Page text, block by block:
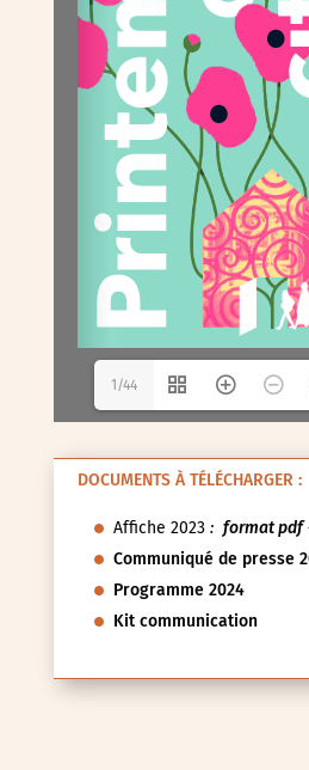
1/44
DOCUMENTS À TÉLÉCHARGER :
Affiche 2023: format pdf
Communiqué de presse
Programme 2024
Kit communication